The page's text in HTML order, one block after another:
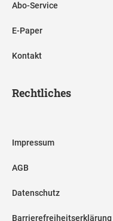
Abo-Service
E-Paper
Kontakt
Rechtliches
Impressum
AGB
Datenschutz
Barrierefreiheitserklärung